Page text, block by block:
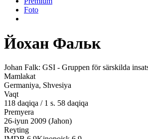
Foto
Йохан Фальк
Johan Falk: GSI - Gruppen för särskilda
Mamlakat
Germaniya, Shvesiya
Vaqt
118 daqiqa / 1 s. 58 daqiqa
Premyera
26-iyun 2009 (Jahon)
Reyting